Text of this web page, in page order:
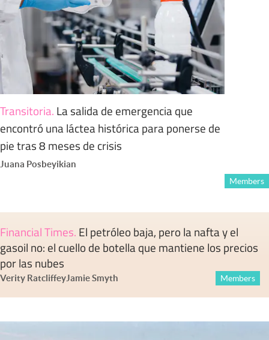
Transitoria. La salida de emergencia que
encontró una láctea histórica para ponerse de
pie tras 8 meses de crisis
Juana Posbeyikian
Members
Financial Times. El petróleo baja, pero la nafta y el
gasoil no: el cuello de botella que mantiene los precios
por las nubes
Verity RatcliffeyJamie Smyth Members